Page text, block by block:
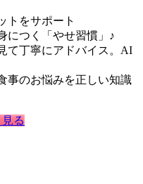
トをサポート
につく「やせ習慣」♪
て丁寧にアドバイス。AI
事のお悩みを正しい知識
る